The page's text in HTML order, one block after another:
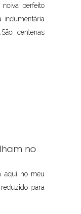
perfeito
indumentária
centenas
no
aqui no meu
para